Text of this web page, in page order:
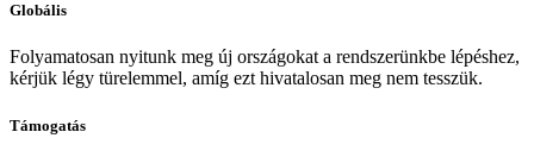
Globális
Folyamatosan nyitunk meg új országokat a rendszerünkbe lépéshez,
kérjük légy türelemmel, amíg ezt hivatalosan meg nem tesszük.
Támogatás